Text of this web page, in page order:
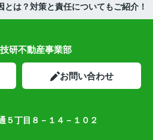
とは？対策と責任についてもご紹介！
研不動産事業部
お問い合わせ
５丁目８－１４－１０２